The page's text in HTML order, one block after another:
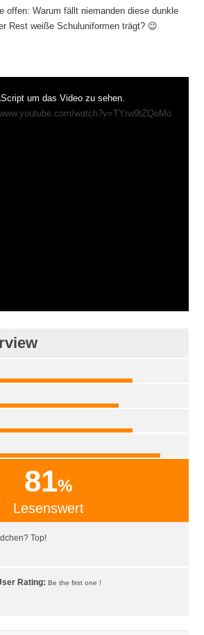
offen: Warum fällt niemanden diese dunkle
Rest weiße Schuluniformen trägt? 😉
um das Video zu sehen.
watch?v=TYrw9tZQoMo
81%
Lesenswert
Top!
Rating: Be the first one !